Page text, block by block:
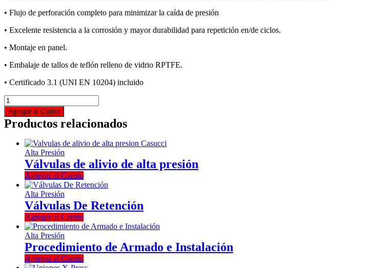
• Flujo de perforación completo para minimizar la caída de presión
• Excelente resistencia a la corrosión y mayor durabilidad para repetición en/de ciclos.
• Montaje en panel.
• Embalaje de tallos de teflón relleno de vidrio RPTFE.
• Certificado 3.1 (UNI EN 10204) incluido
Agregar al Carrito
Productos relacionados
Alta Presión
Válvulas de alivio de alta presión
Agregar al Carrito
Alta Presión
Válvulas De Retención
Agregar al Carrito
Alta Presión
Procedimiento de Armado e Instalación
Agregar al Carrito